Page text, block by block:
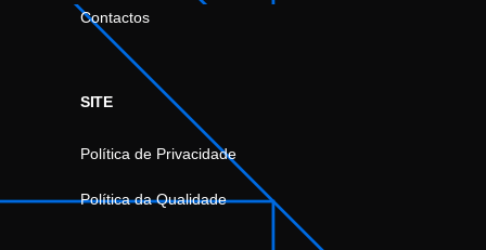
Contactos
SITE
Política de Privacidade
Política da Qualidade